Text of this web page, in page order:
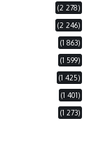
(2 278)
(2 246)
(1 863)
(1 599)
(1 425)
(1 401)
(1 273)